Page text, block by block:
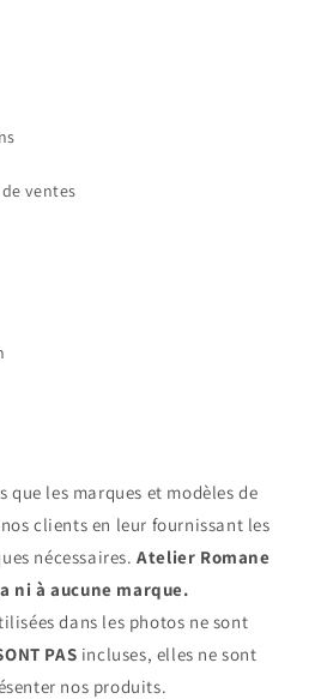
ventes
que les marques et modèles de
clients en leur fournissant les
nécessaires. Atelier Romane
ni à aucune marque.
dans les photos ne sont
PAS incluses, elles ne sont
nos produits.